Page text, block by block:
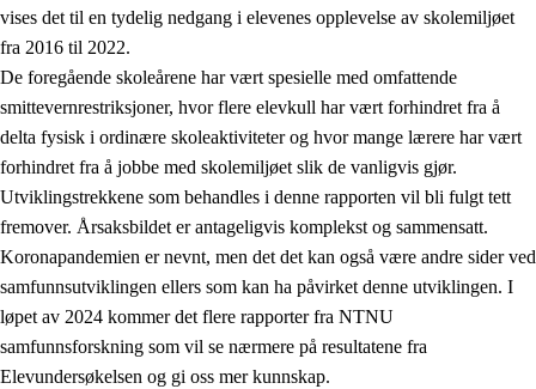
vises det til en tydelig nedgang i elevenes opplevelse av skolemiljøet
fra 2016 til 2022.
De foregående skoleårene har vært spesielle med omfattende
smittevernrestriksjoner, hvor flere elevkull har vært forhindret fra å
delta fysisk i ordinære skoleaktiviteter og hvor mange lærere har vært
forhindret fra å jobbe med skolemiljøet slik de vanligvis gjør.
Utviklingstrekkene som behandles i denne rapporten vil bli fulgt tett
fremover. Årsaksbildet er antageligvis komplekst og sammensatt.
Koronapandemien er nevnt, men det det kan også være andre sider ved
samfunnsutviklingen ellers som kan ha påvirket denne utviklingen. I
løpet av 2024 kommer det flere rapporter fra NTNU
samfunnsforskning som vil se nærmere på resultatene fra
Elevundersøkelsen og gi oss mer kunnskap.